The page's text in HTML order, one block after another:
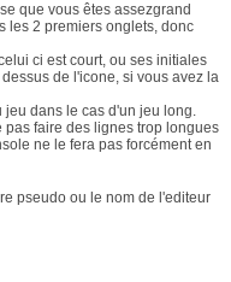
que vous êtes assezgrand
les 2 premiers onglets, donc
ci est court, ou ses initiales
de l'icone, si vous avez la
jeu dans le cas d'un jeu long.
pas faire des lignes trop longues
ne le fera pas forcément en
pseudo ou le nom de l'editeur